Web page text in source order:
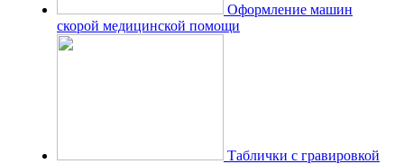
Оформление машин
скорой медицинской помощи
Таблички с гравировкой